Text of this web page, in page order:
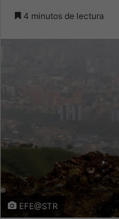
4 minutos de lectura
EFE@STR